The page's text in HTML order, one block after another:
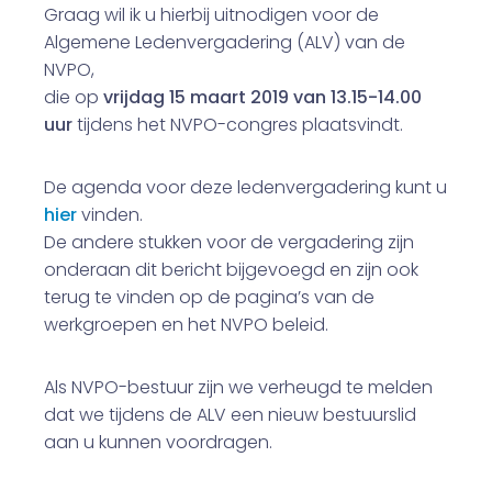
Graag wil ik u hierbij uitnodigen voor de
Algemene Ledenvergadering (ALV) van de
NVPO,
die op vrijdag 15 maart 2019 van 13.15-14.00
uurtijdens het NVPO-congres plaatsvindt.
De agenda voor deze ledenvergadering kunt u
hiervinden.
De andere stukken voor de vergadering zijn
onderaan dit bericht bijgevoegd en zijn ook
terug te vinden op de pagina’s van de
werkgroepen en het NVPO beleid.
Als NVPO-bestuur zijn we verheugd te melden
dat we tijdens de ALV een nieuw bestuurslid
aan u kunnen voordragen.